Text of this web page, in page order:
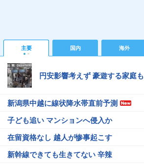
主要 国内 海外
円安影響考えず 豪遊する家庭も
新潟県中越に線状降水帯直前予測
子ども追い マンションへ侵入か
在留資格なし 越人が惨事起こす
新幹線できても生きてない 辛辣